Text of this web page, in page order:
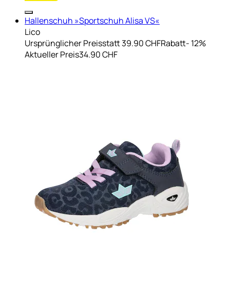
Hallenschuh »Sportschuh Alisa VS«
Lico
Ursprünglicher Preisstatt 39.90 CHFRabatt- 12%
Aktueller Preis34.90 CHF